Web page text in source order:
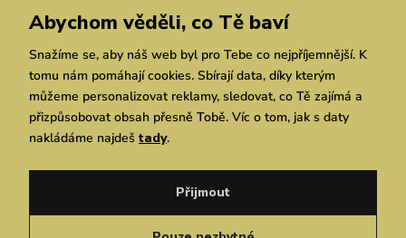
Prodejny
Praha Brno Chrudim
Simplia.cz
Zásady ochrany osobních údajů
Abychom věděli, co Tě baví
Snažíme se, aby náš web byl pro Tebe co nejpříjemnější. K
tomu nám pomáhají cookies. Sbírají data, díky kterým
můžeme personalizovat reklamy, sledovat, co Tě zajímá a
přizpůsobovat obsah přesně Tobě. Víc o tom, jak s daty
nakládáme najdeš tady.
Přijmout